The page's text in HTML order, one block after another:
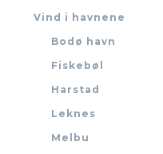
Vind i havnene
Bodø havn
Fiskebøl
Harstad
Leknes
Melbu